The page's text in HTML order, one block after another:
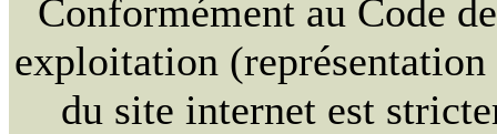
Conformément au Code
exploitation
du site internet est